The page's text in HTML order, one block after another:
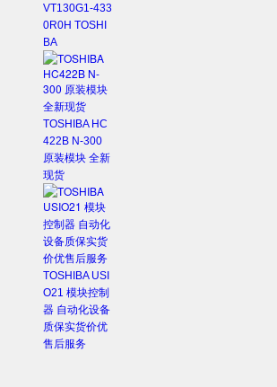
VT130G1-433
0R0H TOSHI
BA
TOSHIBA HC
422B N-300
原装模块 全新
现货
TOSHIBA USI
O21 模块控制
器 自动化设备
质保实货价优
售后服务